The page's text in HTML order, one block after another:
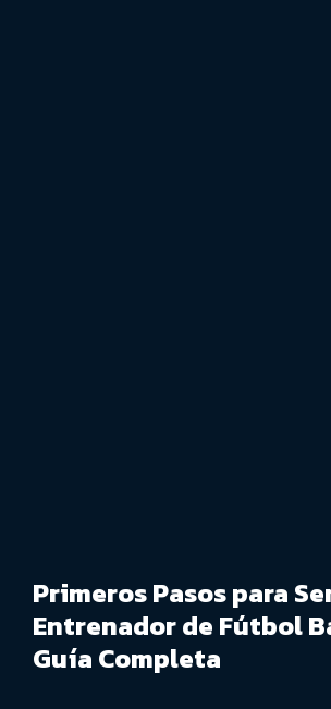
Primeros Pasos para
Entrenador de Fútbol
Guía Completa